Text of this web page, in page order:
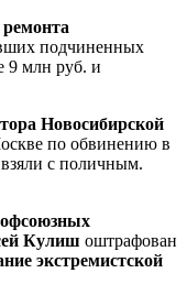
подчиненных
9 млн руб. и
Новосибирской
по обвинению в
с поличным.
Кулиш оштрафован
экстремистской